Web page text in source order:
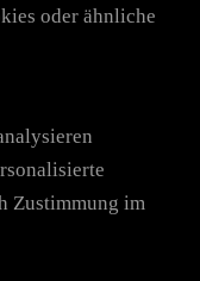
oder ähnliche
Zustimmung im